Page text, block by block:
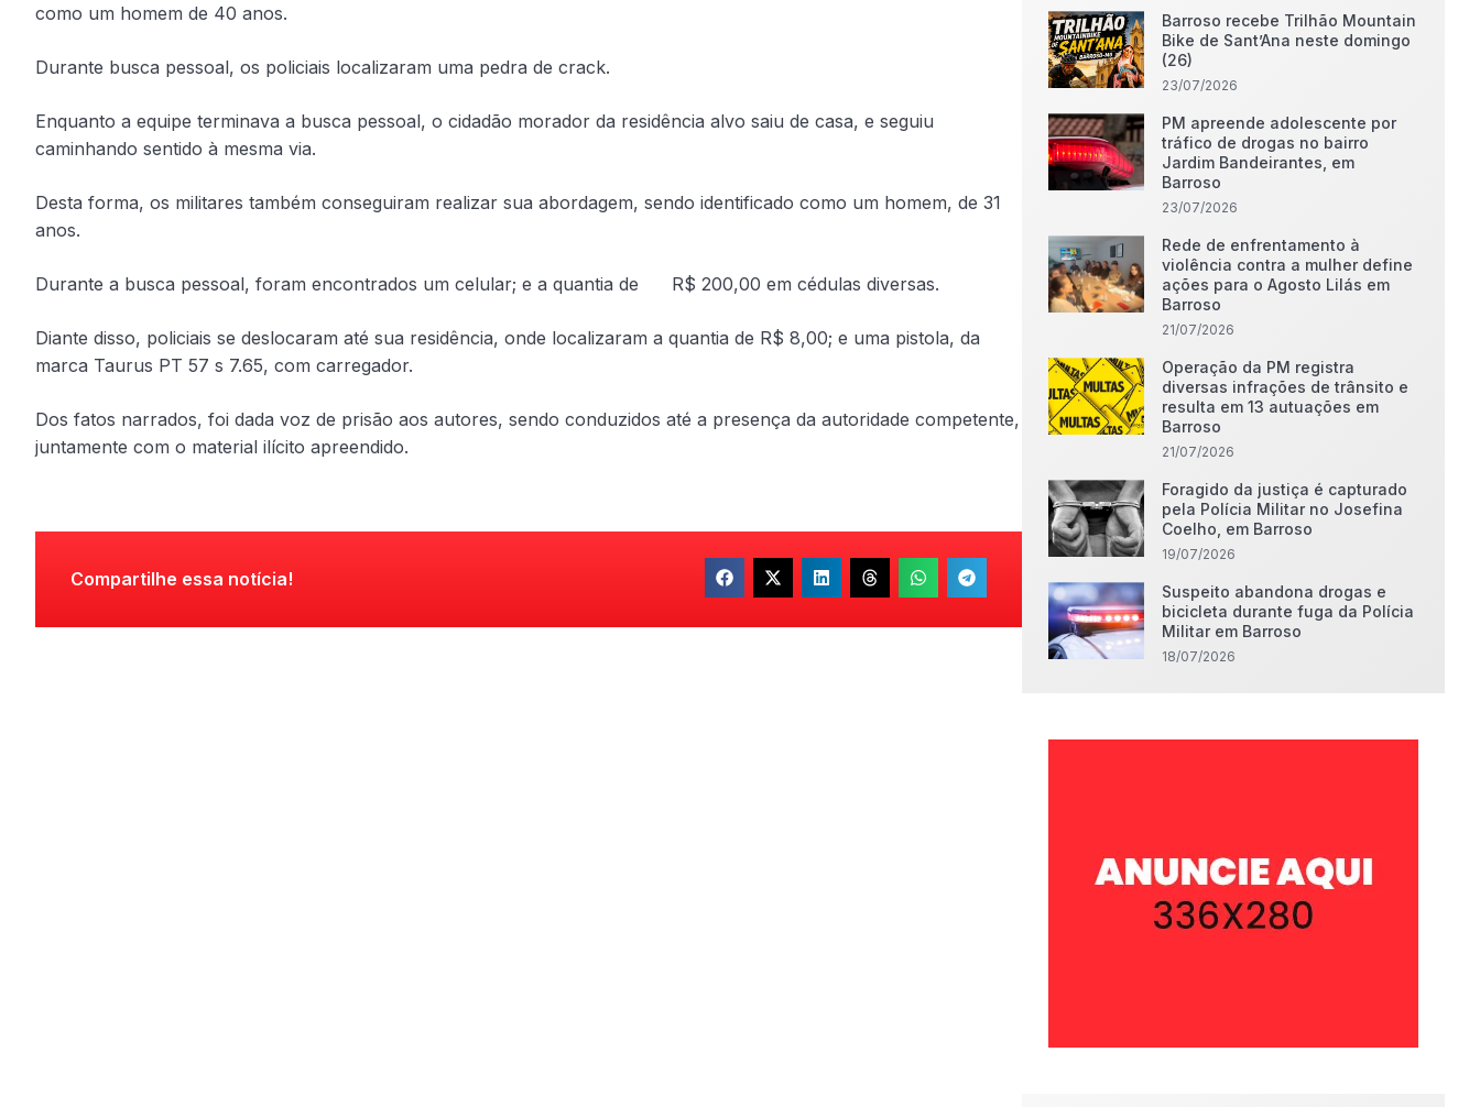
como um homem de 40 anos.
Durante busca pessoal, os policiais localizaram uma pedra de crack.
Enquanto a equipe terminava a busca pessoal, o cidadão morador da residência alvo saiu de casa, e seguiu
caminhando sentido à mesma via.
Desta forma, os militares também conseguiram realizar sua abordagem, sendo identificado como um homem, de 31
anos.
Durante a busca pessoal, foram encontrados um celular; e a quantia de R$ 200,00 em cédulas diversas.
Diante disso, policiais se deslocaram até sua residência, onde localizaram a quantia de R$ 8,00; e uma pistola, da
marca Taurus PT 57 s 7.65, com carregador.
Dos fatos narrados, foi dada voz de prisão aos autores, sendo conduzidos até a presença da autoridade competente,
juntamente com o material ilícito apreendido.
Compartilhe essa notícia!
Barroso recebe Trilhão Mountain
Bike de Sant’Ana neste domingo
(26)
23/07/2026
PM apreende adolescente por
tráfico de drogas no bairro
Jardim Bandeirantes, em
Barroso
23/07/2026
Rede de enfrentamento à
violência contra a mulher define
ações para o Agosto Lilás em
Barroso
21/07/2026
Operação da PM registra
diversas infrações de trânsito e
resulta em 13 autuações em
Barroso
21/07/2026
Foragido da justiça é capturado
pela Polícia Militar no Josefina
Coelho, em Barroso
19/07/2026
Suspeito abandona drogas e
bicicleta durante fuga da Polícia
Militar em Barroso
18/07/2026